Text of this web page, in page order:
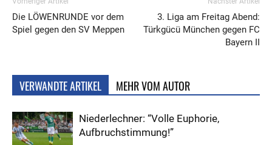
Die LÖWENRUNDE vor dem
Spiel gegen den SV Meppen
3. Liga am Freitag Abend:
Türkgücü München gegen FC
Bayern II
VERWANDTE ARTIKEL MEHR VOM AUTOR
Niederlechner: “Volle Euphorie,
Aufbruchstimmung!”